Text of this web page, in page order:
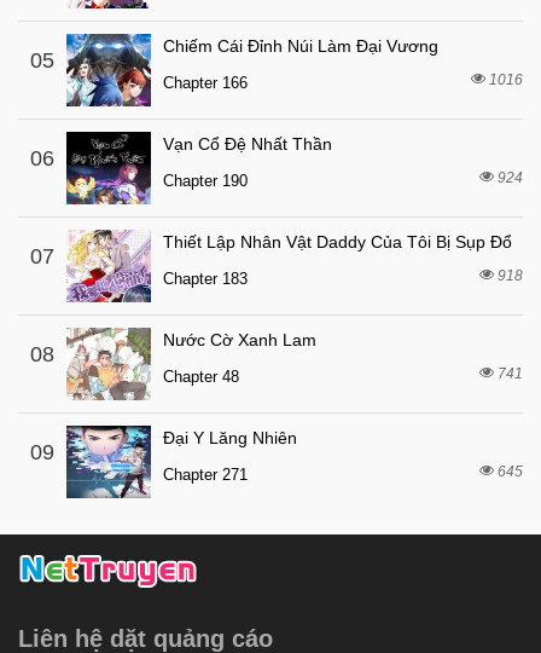
Chapter 89 4 tháng trước
Chapter 88
Chapter 87 4 tháng trước
Chapter 86
Chapter 85
Chapter 84 4 tháng trước
Chapter 83
Chapter 82 4 tháng trước
Chapter 81
Chapter 80
Chapter 79 4 tháng trước
Chapter 78
Chapter 76
Chapter 74 4 tháng trước
05
Chiếm Cái Đỉnh Núi Làm Đại Vương
Chapter 166 1016
06
Vạn Cổ Đệ Nhất Thần
Chapter 190 924
07
Thiết Lập Nhân Vật Daddy Của Tôi Bị Sụp Đổ
Chapter 183 918
08
Nước Cờ Xanh Lam
Chapter 48 741
09
Đại Y Lăng Nhiên
Chapter 271 645
Liên hệ dặt quảng cáo